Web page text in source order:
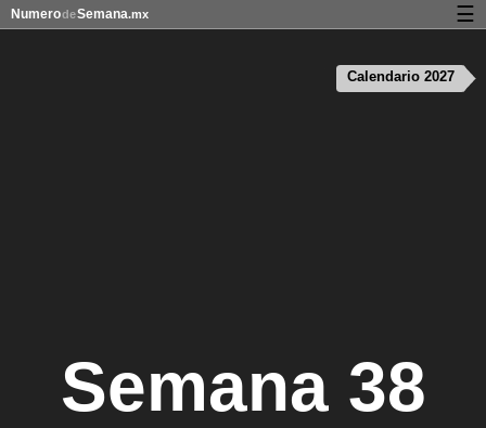
Semana 38
Calendario 2027
NumerodeSemana.mx ☰